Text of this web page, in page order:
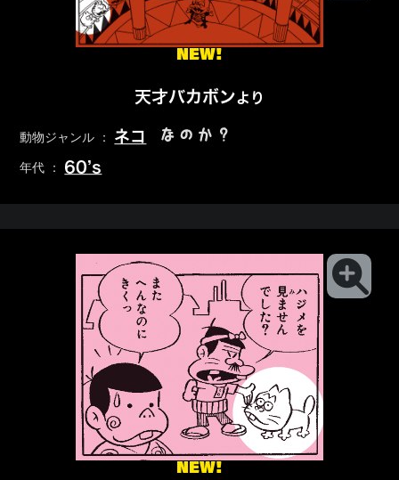
NEW!
天才バカボンより
動物ジャンル ： ネコ なのか？
年代 ： 60’s
NEW!